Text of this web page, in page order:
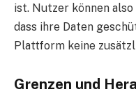
ist. Nutzer können
dass ihre Daten
Plattform keine
Grenzen und